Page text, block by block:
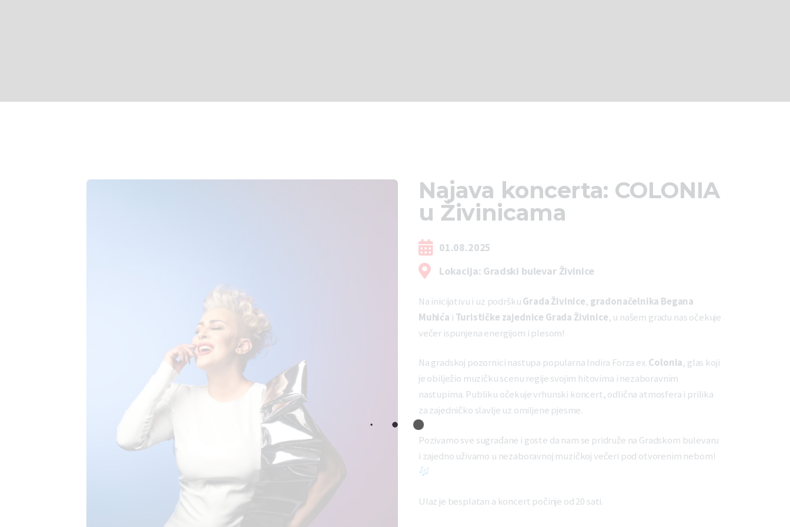
Najava koncerta: COLONIA
u Živinicama
01.08.2025
Lokacija: Gradski bulevar Živinice
Na inicijativu i uz podrškuGrada Živinice, gradonačelnika Begana
Muhića i Turističke zajednice Grada Živinice, u našem gradu nas očekuje
večer ispunjena energijom i plesom!
Na gradskoj pozornici nastupa popularna Indira Forza ex.Colonia, glas koji
je obilježio muzičku scenu regije svojim hitovima i nezaboravnim
nastupima. Publiku očekuje vrhunski koncert, odlična atmosfera i prilika
za zajedničko slavlje uz omiljene pjesme.
Pozivamo sve sugrađane i goste da nam se pridruže na Gradskom bulevaru
i zajedno uživamo u nezaboravnoj muzičkoj večeri pod otvorenim nebom!
Ulaz je besplatan a koncert počinje od 20 sati.